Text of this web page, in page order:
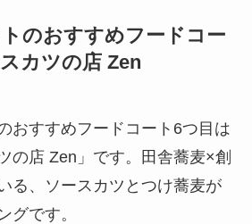
のおすすめフードコー
カツの店 Zen
おすすめフードコート6つ目は
の店 Zen」です。田舎蕎麦×創
る、ソースカツとつけ蕎麦が
グです。